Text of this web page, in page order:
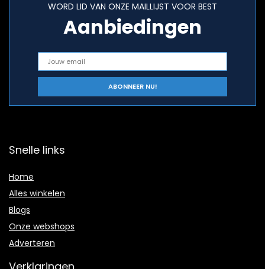
WORD LID VAN ONZE MAILLIJST VOOR BEST
Aanbiedingen
Snelle links
Home
Alles winkelen
Blogs
Onze webshops
Adverteren